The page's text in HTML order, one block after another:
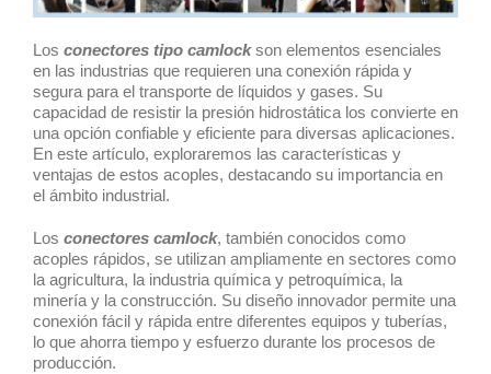
Los conectores tipo camlockson elementos esenciales
en las industrias que requieren una conexión rápida y
segura para el transporte de líquidos y gases. Su
capacidad de resistir la presión hidrostática los convierte en
una opción confiable y eficiente para diversas aplicaciones.
En este artículo, exploraremos las características y
ventajas de estos acoples, destacando su importancia en
el ámbito industrial.
Los conectores camlock, también conocidos como
acoples rápidos, se utilizan ampliamente en sectores como
la agricultura, la industria química y petroquímica, la
minería y la construcción. Su diseño innovador permite una
conexión fácil y rápida entre diferentes equipos y tuberías,
lo que ahorra tiempo y esfuerzo durante los procesos de
producción.